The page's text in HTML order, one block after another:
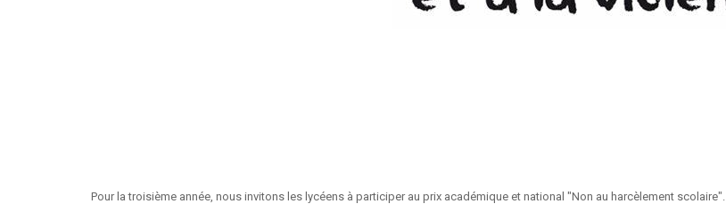
Pour la troisième année, nous invitons les lycéens à participer au prix académique et national "Non au harcèlement scolaire".